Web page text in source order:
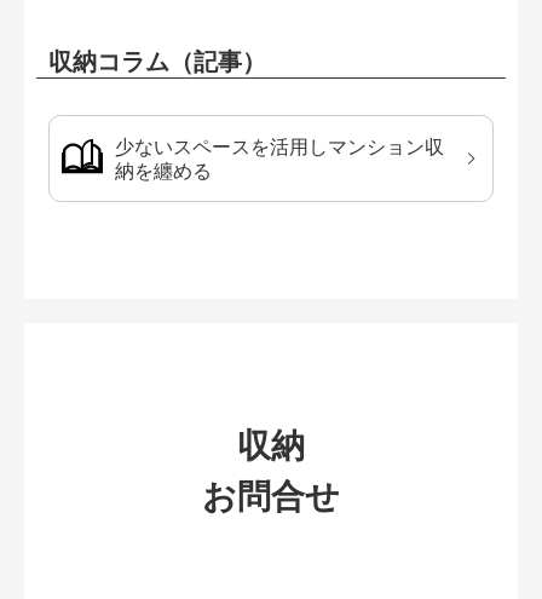
収納コラム（記事）
少ないスペースを活用しマンション収
納を纏める
収納
お問合せ